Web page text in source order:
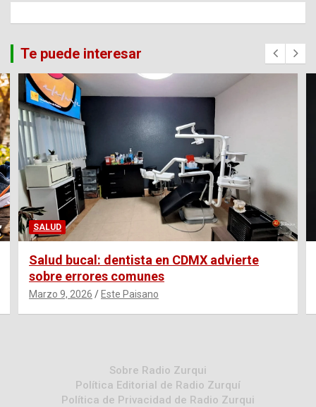
Te puede interesar
SALUD
Salud bucal: dentista en CDMX advierte
sobre errores comunes
Marzo 9, 2026 Este Paisano
Sobre Radio Zurqui
Política Editorial de Radio Zurquí
Política de Privacidad de Radio Zurqui